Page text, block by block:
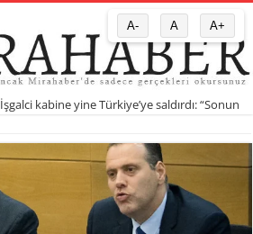
İşgalci kabine yine Türkiye’ye saldırdı: “Sonun
A- A A+